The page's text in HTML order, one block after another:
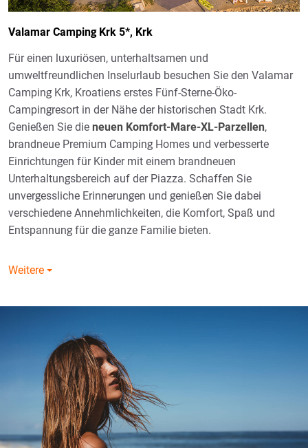
Valamar Camping Krk 5*, Krk
Für einen luxuriösen, unterhaltsamen und
umweltfreundlichen Inselurlaub besuchen Sie den Valamar
Camping Krk, Kroatiens erstes Fünf-Sterne-Öko-
Campingresort in der Nähe der historischen Stadt Krk.
Genießen Sie die neuen Komfort-Mare-XL-Parzellen,
brandneue Premium Camping Homes und verbesserte
Einrichtungen für Kinder mit einem brandneuen
Unterhaltungsbereich auf der Piazza. Schaffen Sie
unvergessliche Erinnerungen und genießen Sie dabei
verschiedene Annehmlichkeiten, die Komfort, Spaß und
Entspannung für die ganze Familie bieten.
Weitere